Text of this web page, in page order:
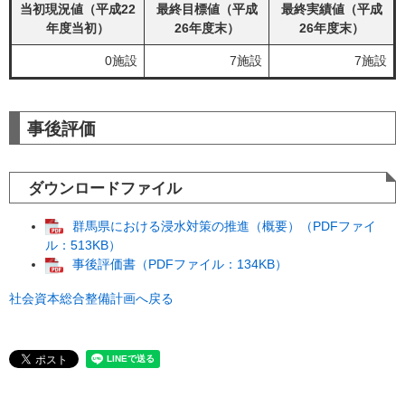
当初現況値（平成22
年度当初）
最終目標値（平成
26年度末）
最終実績値（平成
26年度末）
0施設 7施設 7施設
事後評価
ダウンロードファイル
群馬県における浸水対策の推進（概要）（PDFファイ
ル：513KB）
事後評価書（PDFファイル：134KB）
社会資本総合整備計画へ戻る